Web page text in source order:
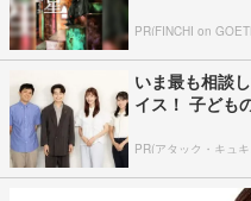
PR(FINCHI on
いま最も相談
イス！ 子ども
PR(アタック・キュ